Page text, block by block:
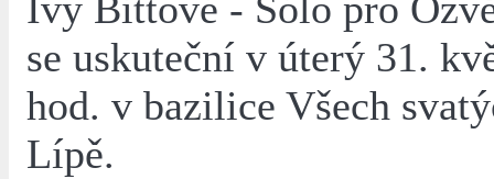
Ivy Bittové - Sólo pro
se uskuteční v úterý 31.
hod. v bazilice Všech
Lípě.